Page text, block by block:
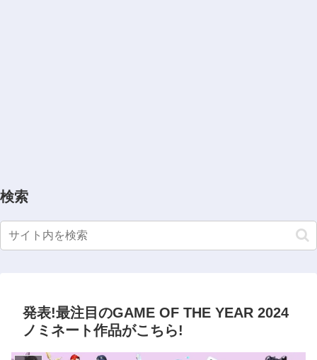
検索
発表!最注目のGAME OF THE YEAR 2024
ノミネート作品がこちら!